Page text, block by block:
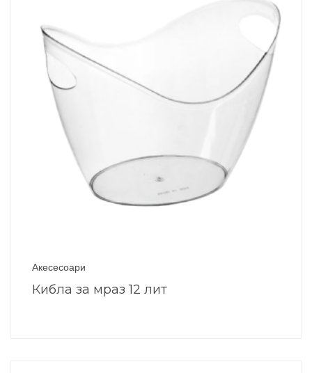
Акесесоари
Кибла за мраз 12 лит